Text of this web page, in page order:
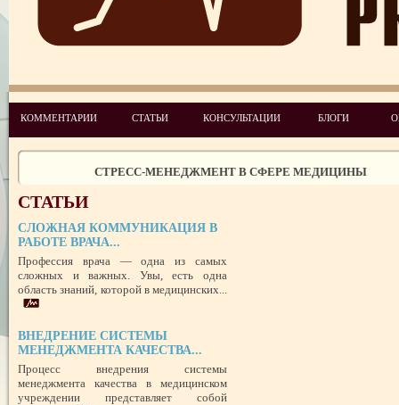
КОММЕНТАРИИ СТАТЬИ КОНСУЛЬТАЦИИ БЛОГИ
ПОТРЕБИТЕЛЬСКИЙ ЭКСТРЕМИЗМ
ПЕРЕГОРЕЛО, или ЧЕМ ГРОЗИТ ЭМОЦИОНАЛЬНОЕ
ПЕРСОНАЛА
УСПЕШНЫЙ ДЕБЮТ «ШКОЛЫ АДМИНИСТРАТОРОВ
ЦЕЛЕПОЛАГАНИЕ, или КАК ПРАВИЛЬНО СТАВИТЬ ЦЕЛИ И
ИХ
ЧЕГО ХОТЯТ ПАЦИЕНТЫ КАТЕГОРИИ VIP
ЗАЩИТА РЕПУТАЦИИ В СЕТИ ИНТЕРНЕТ: SERM, ИЛИ КАК
ПРАВОВОЙ СТАТУС ПРЕДСТАВИТЕЛЯ ПАЦИЕНТА В УКРАИНЕ
РУБЕЖОМ
РОЛЬ МЕДИЦИНСКОЙ ДОКУМЕНТАЦИИ КАК
ГРАЖДАНСКОМ И УГОЛОВНОМ СУДОПРОИЗВОДСТВЕ
СТАТЬИ
СЛОЖНАЯ КОММУНИКАЦИЯ В
РАБОТЕ ВРАЧА...
Профессия врача — одна из самых
сложных и важных. Увы, есть одна
область знаний, которой в медицинских...
ВНЕДРЕНИЕ СИСТЕМЫ
МЕНЕДЖМЕНТА КАЧЕСТВА...
Процесс внедрения системы
менеджмента качества в медицинском
учреждении представляет собой